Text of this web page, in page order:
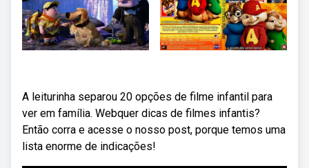
A leiturinha separou 20 opções de filme infantil para
ver em família. Webquer dicas de filmes infantis?
Então corra e acesse o nosso post, porque temos uma
lista enorme de indicações!